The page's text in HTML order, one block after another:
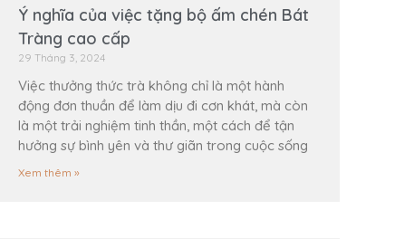
Ý nghĩa của việc tặng bộ ấm chén Bát
Tràng cao cấp
29 Tháng 3, 2024
Việc thưởng thức trà không chỉ là một hành
động đơn thuần để làm dịu đi cơn khát, mà còn
là một trải nghiệm tinh thần, một cách để tận
hưởng sự bình yên và thư giãn trong cuộc sống
Xem thêm »